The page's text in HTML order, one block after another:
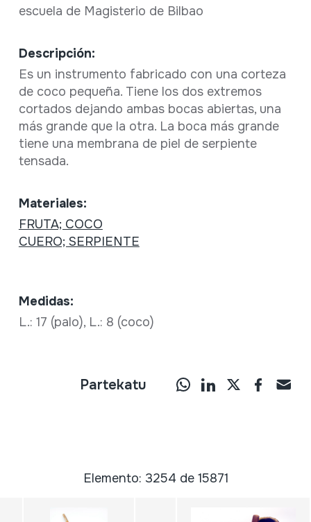
escuela de Magisterio de Bilbao
Descripción:
Es un instrumento fabricado con una corteza
de coco pequeña. Tiene los dos extremos
cortados dejando ambas bocas abiertas, una
más grande que la otra. La boca más grande
tiene una membrana de piel de serpiente
tensada.
Materiales:
FRUTA; COCO
CUERO; SERPIENTE
Medidas:
L.: 17 (palo), L.: 8 (coco)
Partekatu
Elemento: 3254 de 15871